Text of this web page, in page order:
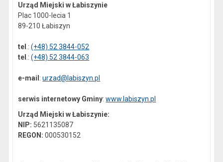
Urząd Miejski w Łabiszynie
Plac 1000-lecia 1
89-210 Łabiszyn
tel .:(+48) 52 3844-052
tel .:(+48) 52 3844-063
e-mail :urzad@labiszyn.pl
serwis internetowy Gminy:www.labiszyn.pl
Urząd Miejski w Łabiszynie:
NIP: 5621135087
REGON:000530152